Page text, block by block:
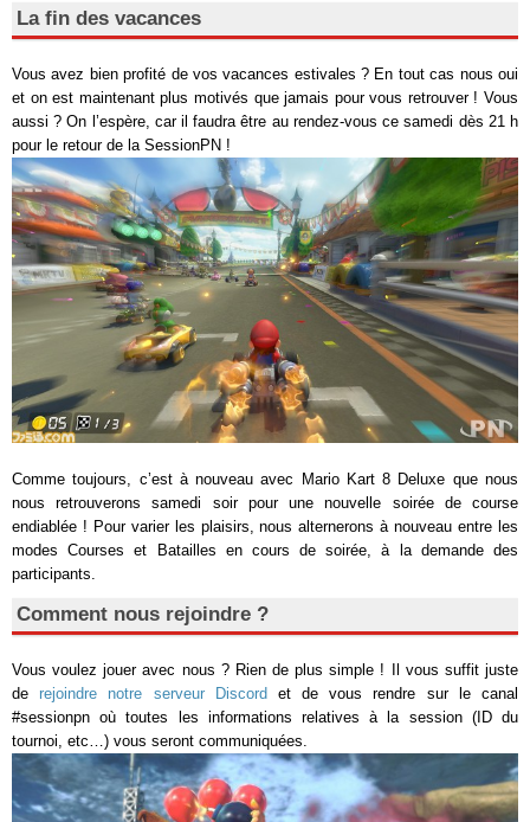
La fin des vacances
Vous avez bien profité de vos vacances estivales ? En tout cas nous oui
et on est maintenant plus motivés que jamais pour vous retrouver ! Vous
aussi ? On l’espère, car il faudra être au rendez-vous ce samedi dès 21 h
pour le retour de la SessionPN !
Comme toujours, c’est à nouveau avec Mario Kart 8 Deluxe que nous
nous retrouverons samedi soir pour une nouvelle soirée de course
endiablée ! Pour varier les plaisirs, nous alternerons à nouveau entre les
modes Courses et Batailles en cours de soirée, à la demande des
participants.
Comment nous rejoindre ?
Vous voulez jouer avec nous ? Rien de plus simple ! Il vous suffit juste
derejoindre notre serveur Discord et de vous rendre sur le canal
#sessionpn où toutes les informations relatives à la session (ID du
tournoi, etc…) vous seront communiquées.